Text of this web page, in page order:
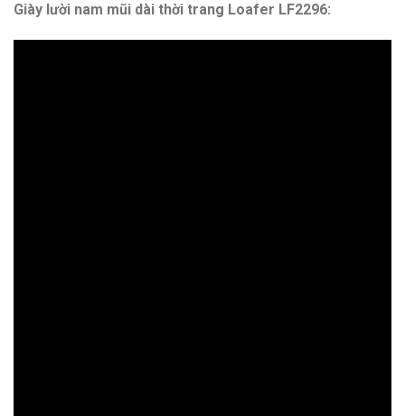
Giày lười nam mũi dài thời trang Loafer LF2296: